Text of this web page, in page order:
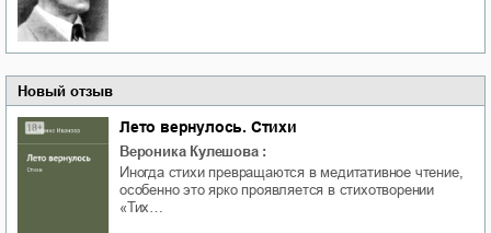
Новый отзыв
Лето вернулось. Стихи
Вероника Кулешова :
Иногда стихи превращаются в медитативное чтение,
особенно это ярко проявляется в стихотворении
«Тих…